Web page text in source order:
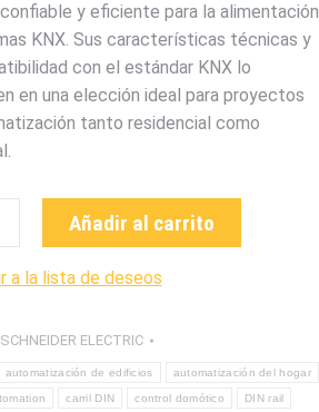
y eficiente para la alimentación
KNX. Sus características técnicas y
con el estándar KNX lo
en una elección ideal para proyectos
tanto residencial como
Añadir al carrito
a la lista de deseos
SCHNEIDER ELECTRIC
automatización de edificios automatización del hogar
carril DIN control domótico DIN rail